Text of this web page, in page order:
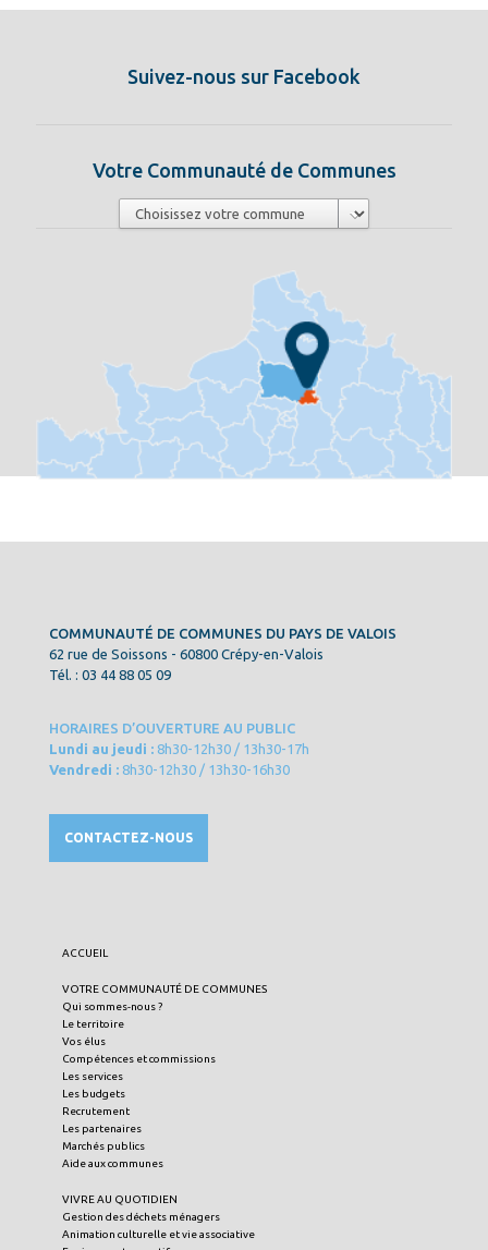
Suivez-nous sur Facebook
Votre Communauté de Communes
COMMUNAUTÉ DE COMMUNES DU PAYS DE VALOIS
62 rue de Soissons - 60800 Crépy-en-Valois
Tél. : 03 44 88 05 09
HORAIRES D’OUVERTURE AU PUBLIC
Lundi au jeudi : 8h30-12h30 / 13h30-17h
Vendredi : 8h30-12h30 / 13h30-16h30
CONTACTEZ-NOUS
ACCUEIL
VOTRE COMMUNAUTÉ DE COMMUNES
Qui sommes-nous ?
Le territoire
Vos élus
Compétences et commissions
Les services
Les budgets
Recrutement
Les partenaires
Marchés publics
Aide aux communes
VIVRE AU QUOTIDIEN
Gestion des déchets ménagers
Animation culturelle et vie associative